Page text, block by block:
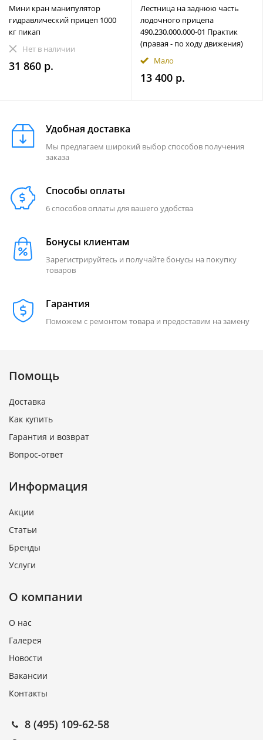
Мини кран манипулятор
гидравлический прицеп 1000
кг пикап
Нет в наличии
31 860 р.
Лестница на заднюю часть
лодочного прицепа
490.230.000.000-01 Практик
(правая - по ходу движения)
Мало
13 400 р.
Удобная доставка
Мы предлагаем широкий выбор способов получения
заказа
Способы оплаты
6 способов оплаты для вашего удобства
Бонусы клиентам
Зарегистрируйтесь и получайте бонусы на покупку
товаров
Гарантия
Поможем с ремонтом товара и предоставим на замену
Помощь
Доставка
Как купить
Гарантия и возврат
Вопрос-ответ
Информация
Акции
Статьи
Бренды
Услуги
О компании
О нас
Галерея
Новости
Вакансии
Контакты
8 (495) 109-62-58